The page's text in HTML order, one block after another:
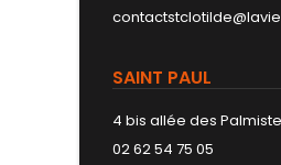
SAINT PAUL
4 bis allée des
02 62 54 75 05